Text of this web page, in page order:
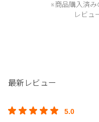
※商品購入済み
レビュ
最新レビュー
5.0